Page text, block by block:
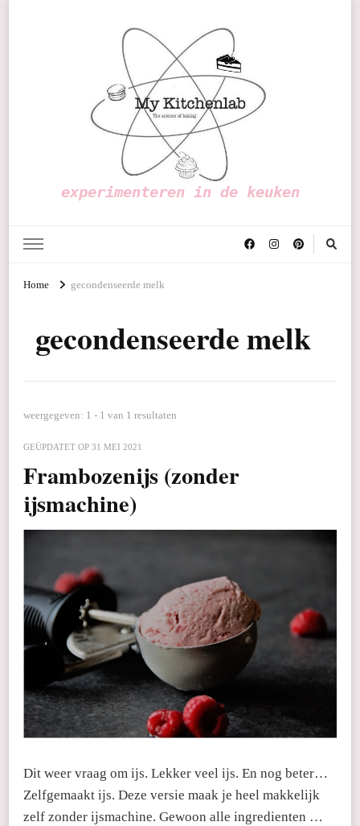
experimenteren in de keuken
Home gecondenseerde melk
gecondenseerde melk
weergegeven: 1 - 1 van 1 resultaten
GEÜPDATET OP 31 MEI 2021
Frambozenijs (zonder
ijsmachine)
Dit weer vraag om ijs. Lekker veel ijs. En nog beter…
Zelfgemaakt ijs. Deze versie maak je heel makkelijk
zelf zonder ijsmachine. Gewoon alle ingredienten …